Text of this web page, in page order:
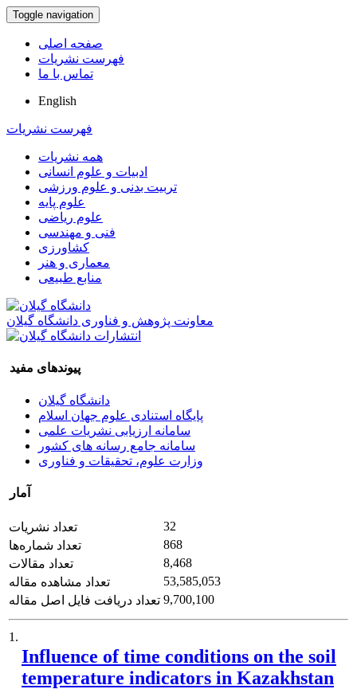
Toggle navigation
صفحه اصلی
فهرست نشریات
تماس با ما
English
فهرست نشریات
همه نشریات
ادبیات و علوم انسانی
تربیت بدنی و علوم ورزشی
علوم پایه
علوم ریاضی
فنی و مهندسی
کشاورزی
معماری و هنر
منابع طبیعی
معاونت پژوهش و فناوری دانشگاه گیلان
پیوندهای مفید
دانشگاه گیلان
پایگاه استنادی علوم جهان اسلام
سامانه ارزیابی نشریات علمی
سامانه جامع رسانه های کشور
وزارت علوم، تحقیقات و فناوری
آمار
تعداد نشریات
32
تعداد شماره‌ها
868
تعداد مقالات
8,468
تعداد مشاهده مقاله
53,585,053
تعداد دریافت فایل اصل مقاله 9,700,100
1.
Influence of time conditions on the soil
temperature indicators in Kazakhstan